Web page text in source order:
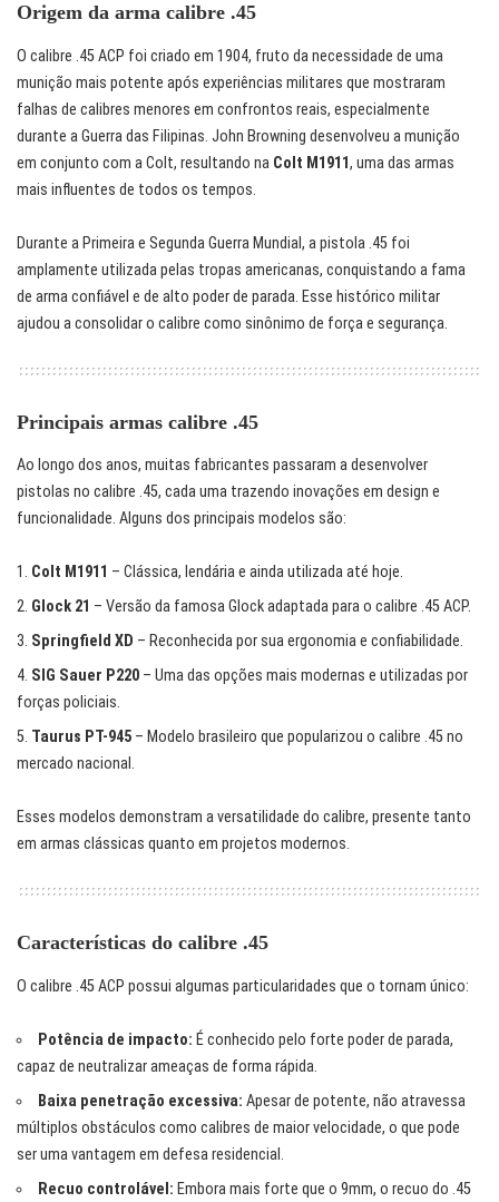
Origem da arma calibre .45
O calibre .45 ACP foi criado em 1904, fruto da necessidade de uma
munição mais potente após experiências militares que mostraram
falhas de calibres menores em confrontos reais, especialmente
durante a Guerra das Filipinas. John Browning desenvolveu a munição
em conjunto com a Colt, resultando na Colt M1911, uma das armas
mais influentes de todos os tempos.
Durante a Primeira e Segunda Guerra Mundial, a pistola .45 foi
amplamente utilizada pelas tropas americanas, conquistando a fama
de arma confiável e de alto poder de parada. Esse histórico militar
ajudou a consolidar o calibre como sinônimo de força e segurança.
Principais armas calibre .45
Ao longo dos anos, muitas fabricantes passaram a desenvolver
pistolas no calibre .45, cada uma trazendo inovações em design e
funcionalidade. Alguns dos principais modelos são:
Colt M1911 – Clássica, lendária e ainda utilizada até hoje.
Glock 21 – Versão da famosa Glock adaptada para o calibre .45 ACP.
Springfield XD – Reconhecida por sua ergonomia e confiabilidade.
SIG Sauer P220 – Uma das opções mais modernas e utilizadas por
forças policiais.
Taurus PT-945 – Modelo brasileiro que popularizou o calibre .45 no
mercado nacional.
Esses modelos demonstram a versatilidade do calibre, presente tanto
em armas clássicas quanto em projetos modernos.
Características do calibre .45
O calibre .45 ACP possui algumas particularidades que o tornam único:
Potência de impacto: É conhecido pelo forte poder de parada,
capaz de neutralizar ameaças de forma rápida.
Baixa penetração excessiva: Apesar de potente, não atravessa
múltiplos obstáculos como calibres de maior velocidade, o que pode
ser uma vantagem em defesa residencial.
Recuo controlável: Embora mais forte que o 9mm, o recuo do .45